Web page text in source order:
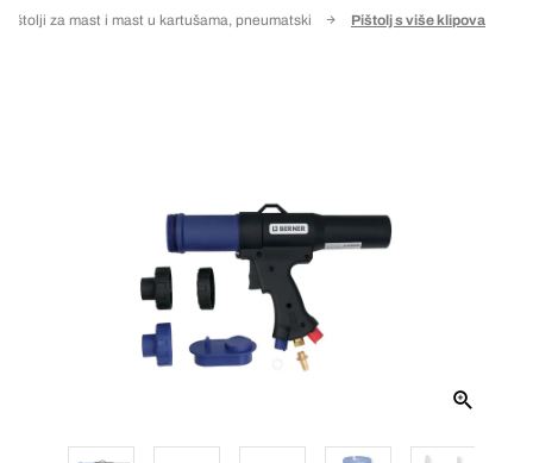
Pištolji za mast i mast u kartušama, pneumatski Pištolj s više klipova